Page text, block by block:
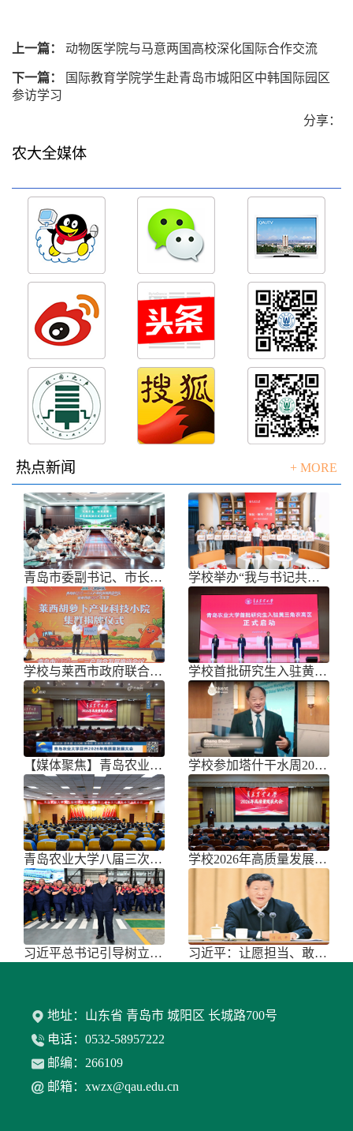
上一篇： 动物医学院与马意两国高校深化国际合作交流
下一篇：
国际教育学院学生赴青岛市城阳区中韩国际园区
参访学习
分享：
农大全媒体
热点新闻 + MORE
青岛市委副书记、市长任刚来校调研 学校举办“我与书记共话成长”师生面
学校与莱西市政府联合举办青岛市胡萝 学校首批研究生入驻黄三角农高区
【媒体聚焦】青岛农业大学召开202 学校参加塔什干水周2026国际论坛
青岛农业大学八届三次双代会胜利召开 学校2026年高质量发展大会召开
习近平总书记引导树立和践行正确政绩 习近平：让愿担当、敢担当、善担当蔚
地址：山东省 青岛市 城阳区 长城路700号
电话：0532-58957222
邮编：266109
邮箱：xwzx@qau.edu.cn